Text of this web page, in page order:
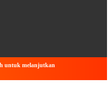
untuk melanjutkan